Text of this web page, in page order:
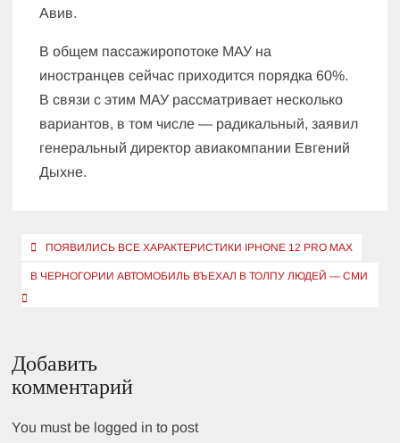
Авив.
В общем пассажиропотоке МАУ на
иностранцев сейчас приходится порядка 60%.
В связи с этим МАУ рассматривает несколько
вариантов, в том числе — радикальный, заявил
генеральный директор авиакомпании Евгений
Дыхне.
Навигация
по
записям
ПОЯВИЛИСЬ ВСЕ ХАРАКТЕРИСТИКИ IPHONE 12 PRO MAX
В ЧЕРНОГОРИИ АВТОМОБИЛЬ ВЪЕХАЛ В ТОЛПУ ЛЮДЕЙ — СМИ
Добавить
комментарий
You must be logged in to post